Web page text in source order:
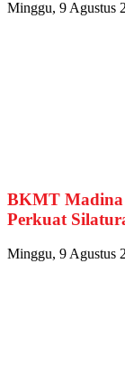
Minggu, 9 Agustus
BKMT Madina
Perkuat
Minggu, 9 Agustus